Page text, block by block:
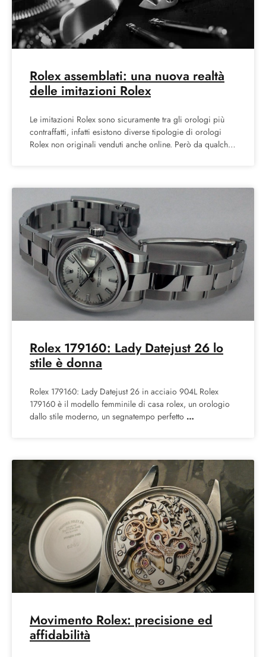
Rolex assemblati: una nuova realtà
delle imitazioni Rolex
Le imitazioni Rolex sono sicuramente tra gli orologi più
contraffatti, infatti esistono diverse tipologie di orologi
Rolex non originali venduti anche online. Però da qualche
Rolex 179160: Lady Datejust 26 lo
stile è donna
Rolex 179160: Lady Datejust 26 in acciaio 904L Rolex
179160 è il modello femminile di casa rolex, un orologio
dallo stile moderno, un segnatempo perfetto
Movimento Rolex: precisione ed
affidabilità